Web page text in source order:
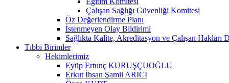
Çalışan Sağlığı Güvenliği Komitesi
Öz Değerlendirme Planı
İstenmeyen Olay Bildirimi
Sağlıkta Kalite, Akreditasyon ve Çalışan Hakları
Tıbbi Birimler
Hekimlerimiz
Eyüp Ertunç KURUŞÇUOĞLU
Erkut İhsan Şamil ARICI